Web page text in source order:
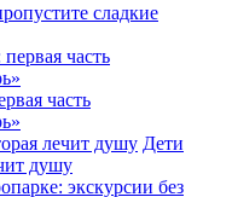
сладкие
часть
Дети
душу